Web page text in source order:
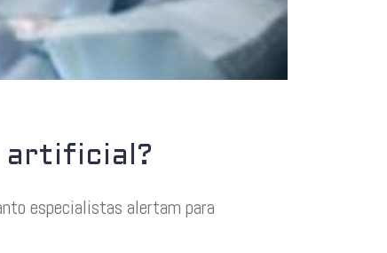
artificial?
especialistas alertam para